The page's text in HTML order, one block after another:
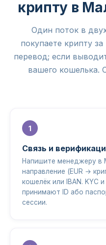
крипту в
Один поток в
покупаете крипту
перевод; если
вашего кошелька.
Связь и
Напишите менеджеру в
направление (EUR →
кошелёк или IBAN. KYC
принимают ID або
сессии.